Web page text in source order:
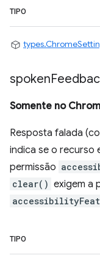
TIPO
spoken
Somente no
Resposta falada
indica se o recurso
permissão
clear() exigem a
TIPO